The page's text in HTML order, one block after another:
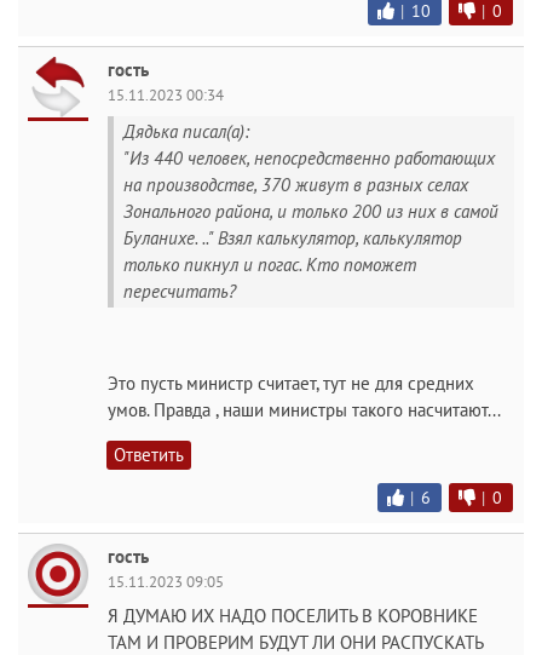
| 10 | 0
гость
15.11.2023 00:34
Дядька писал(а):
"Из 440 человек, непосредственно работающих
на производстве, 370 живут в разных селах
Зонального района, и только 200 из них в самой
Буланихе. .." Взял калькулятор, калькулятор
только пикнул и погас. Кто поможет
пересчитать?
Это пусть министр считает, тут не для средних
умов. Правда , наши министры такого насчитают...
Ответить
| 6 | 0
гость
15.11.2023 09:05
Я ДУМАЮ ИХ НАДО ПОСЕЛИТЬ В КОРОВНИКЕ
ТАМ И ПРОВЕРИМ БУДУТ ЛИ ОНИ РАСПУСКАТЬ